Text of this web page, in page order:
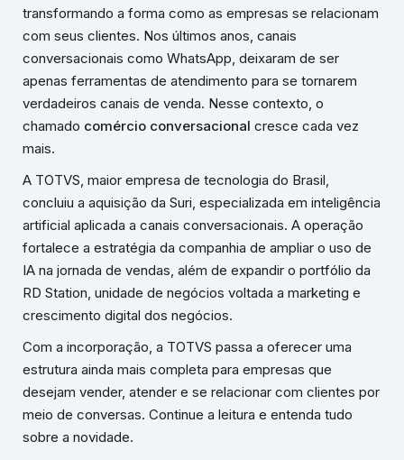
transformando a forma como as empresas se relacionam
com seus clientes. Nos últimos anos, canais
conversacionais como WhatsApp, deixaram de ser
apenas ferramentas de atendimento para se tornarem
verdadeiros canais de venda. Nesse contexto, o
chamado comércio conversacional cresce cada vez
mais.
A TOTVS, maior empresa de tecnologia do Brasil,
concluiu a aquisição da Suri, especializada em inteligência
artificial aplicada a canais conversacionais. A operação
fortalece a estratégia da companhia de ampliar o uso de
IA na jornada de vendas, além de expandir o portfólio da
RD Station, unidade de negócios voltada a marketing e
crescimento digital dos negócios.
Com a incorporação, a TOTVS passa a oferecer uma
estrutura ainda mais completa para empresas que
desejam vender, atender e se relacionar com clientes por
meio de conversas. Continue a leitura e entenda tudo
sobre a novidade.